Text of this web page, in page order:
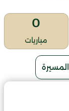
0
مباريات
المسيرة